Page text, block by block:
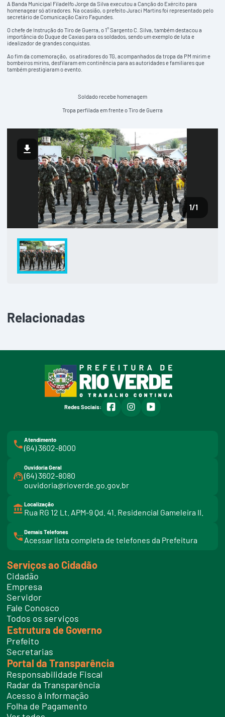
A Banda Municipal Filadelfo Jorge da Silva executou a Canção do Exército para
homenagear só atiradores. Na ocasião, o prefeito Juraci Martins foi representado pelo
secretário de Comunicação Cairo Fagundes.
O chefe de Instrução do Tiro de Guerra, o 1° Sargento C. Silva, também destacou a
importância do Duque de Caxias para os soldados, sendo um exemplo de luta e
idealizador de grandes conquistas.
Ao fim da comemoração, os atiradores do TG, acompanhados da tropa da PM mirim e
bombeiros mirins, desfilaram em continência para as autoridades e familiares que
também prestigiaram o evento.
Soldado recebe homenagem
Tropa perfilada em frente o Tiro de Guerra
1/1
Relacionadas
Redes Sociais: facebookinstagramyoutube
Atendimento
(64) 3602-8000
Ouvidoria Geral
(64) 3602-8080
ouvidoria@rioverde.go.gov.br
Localização
Rua RG 12 Lt. APM-9 Qd. 41. Residencial Gameleira II.
Demais Telefones
Acessar lista completa de telefones da Prefeitura
i
t
e
l
f
o
e
s
Serviços ao Cidadão
Cidadão
Empresa
Servidor
Fale Conosco
Todos os serviços
Estrutura de Governo
Prefeito
Secretarias
Portal da Transparência
Responsabilidade Fiscal
Radar da Transparência
Acesso à Informação
Folha de Pagamento